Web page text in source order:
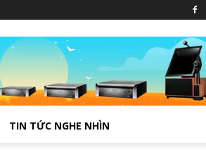
TIN TỨC NGHE NHÌN